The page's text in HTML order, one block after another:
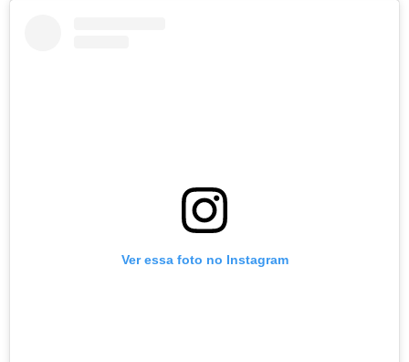
Ver essa foto no Instagram